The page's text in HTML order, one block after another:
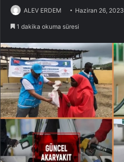
ALEV ERDEM Haziran 26, 2023
1 dakika okuma süresi